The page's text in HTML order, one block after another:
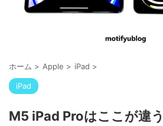
ホーム > Apple > iPad >
iPad
M5 iPad Proはここが違